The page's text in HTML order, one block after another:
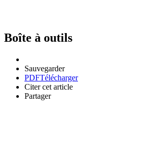
Boîte à outils
Sauvegarder
PDFTélécharger
Citer cet article
Partager